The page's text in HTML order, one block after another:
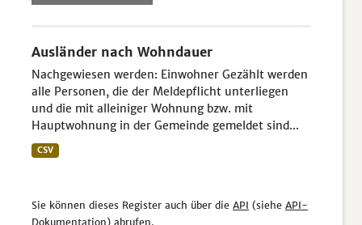
Ausländer nach Wohndauer
Nachgewiesen werden: Einwohner Gezählt werden
alle Personen, die der Meldepflicht unterliegen
und die mit alleiniger Wohnung bzw. mit
Hauptwohnung in der Gemeinde gemeldet sind...
CSV
Sie können dieses Register auch über die API (siehe API-
Dokumentation) abrufen.